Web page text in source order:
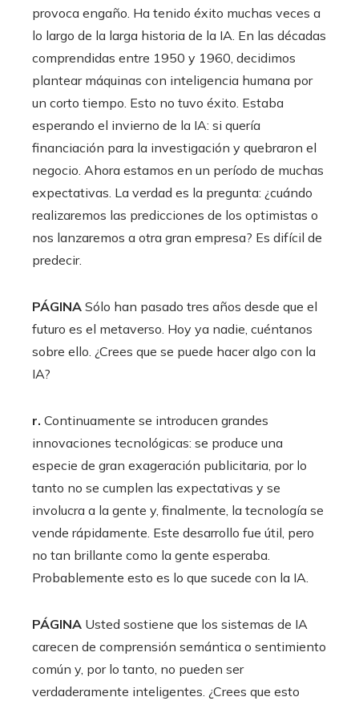
provoca engaño. Ha tenido éxito muchas veces a
lo largo de la larga historia de la IA. En las décadas
comprendidas entre 1950 y 1960, decidimos
plantear máquinas con inteligencia humana por
un corto tiempo. Esto no tuvo éxito. Estaba
esperando el invierno de la IA: si quería
financiación para la investigación y quebraron el
negocio. Ahora estamos en un período de muchas
expectativas. La verdad es la pregunta: ¿cuándo
realizaremos las predicciones de los optimistas o
nos lanzaremos a otra gran empresa? Es difícil de
predecir.
PÁGINA Sólo han pasado tres años desde que el
futuro es el metaverso. Hoy ya nadie, cuéntanos
sobre ello. ¿Crees que se puede hacer algo con la
IA?
r. Continuamente se introducen grandes
innovaciones tecnológicas: se produce una
especie de gran exageración publicitaria, por lo
tanto no se cumplen las expectativas y se
involucra a la gente y, finalmente, la tecnología se
vende rápidamente. Este desarrollo fue útil, pero
no tan brillante como la gente esperaba.
Probablemente esto es lo que sucede con la IA.
PÁGINA Usted sostiene que los sistemas de IA
carecen de comprensión semántica o sentimiento
común y, por lo tanto, no pueden ser
verdaderamente inteligentes. ¿Crees que esto